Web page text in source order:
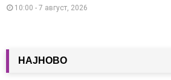
10:00 - 7 август, 2026
НАЈНОВО